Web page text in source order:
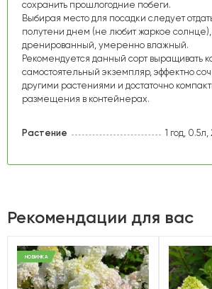
сохранить прошлогодние побеги.
Выбирая место для посадки следует
полутени днем (не любит жаркое солнце),
дренированный, умеренно влажный.
Рекомендуется данный сорт выращивать
самостоятельный экземпляр, эффектно
другими растениями и достаточно
размещения в контейнерах.
Растение 1 год, 0.5л,
Рекомендации для вас
НОВИНКА